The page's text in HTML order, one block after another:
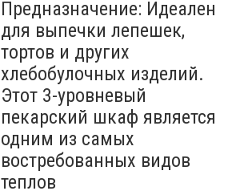
Предназначение: Идеален
для выпечки лепешек,
тортов и других
хлебобулочных изделий.
Этот 3-уровневый
пекарский шкаф является
одним из самых
востребованных видов
теплов